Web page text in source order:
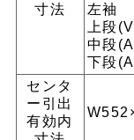
寸法
左袖
上段
中段
下段
センタ
ー引出
有効内